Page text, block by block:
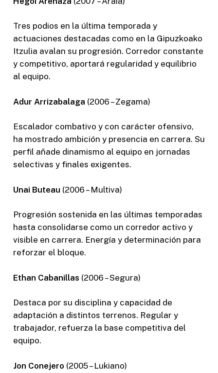
Tres podios en la última temporada y
actuaciones destacadas como en la Gipuzkoako
Itzulia avalan su progresión. Corredor constante
y competitivo, aportará regularidad y equilibrio
al equipo.
Adur Arrizabalaga (2006 – Zegama)
Escalador combativo y con carácter ofensivo,
ha mostrado ambición y presencia en carrera. Su
perfil añade dinamismo al equipo en jornadas
selectivas y finales exigentes.
Unai Buteau (2006 – Multiva)
Progresión sostenida en las últimas temporadas
hasta consolidarse como un corredor activo y
visible en carrera. Energía y determinación para
reforzar el bloque.
Ethan Cabanillas (2006 – Segura)
Destaca por su disciplina y capacidad de
adaptación a distintos terrenos. Regular y
trabajador, refuerza la base competitiva del
equipo.
Jon Conejero (2005 – Lukiano)